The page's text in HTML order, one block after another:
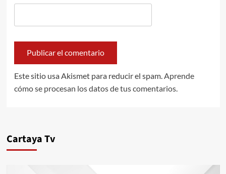
Este sitio usa Akismet para reducir el spam. Aprende
cómo se procesan los datos de tus comentarios.
Cartaya Tv